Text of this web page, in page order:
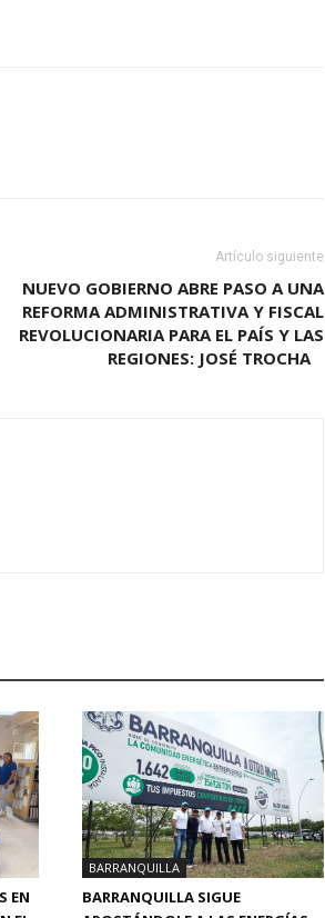
Artículo siguiente
NUEVO GOBIERNO ABRE PASO A UNA
REFORMA ADMINISTRATIVA Y FISCAL
REVOLUCIONARIA PARA EL PAÍS Y LAS
REGIONES: JOSÉ TROCHA
EN
BARRANQUILLA
BARRANQUILLA SIGUE